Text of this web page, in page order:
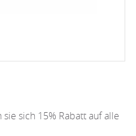
sich 15% Rabatt auf alle